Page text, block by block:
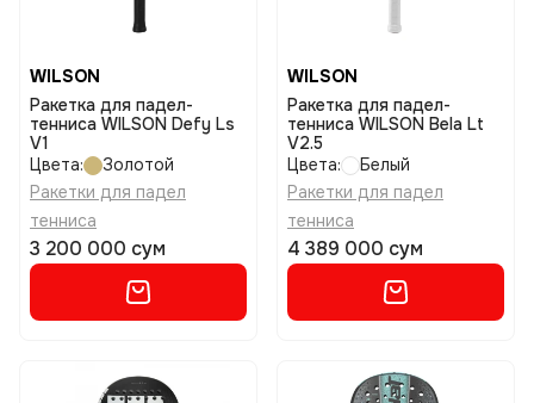
WILSON
Ракетка для падел-
тенниса WILSON Defy Ls
V1
Цвета:
Золотой
Ракетки для падел
тенниса
3 200 000 сум
WILSON
Ракетка для падел-
тенниса WILSON Bela Lt
V2.5
Цвета:
Белый
Ракетки для падел
тенниса
4 389 000 сум